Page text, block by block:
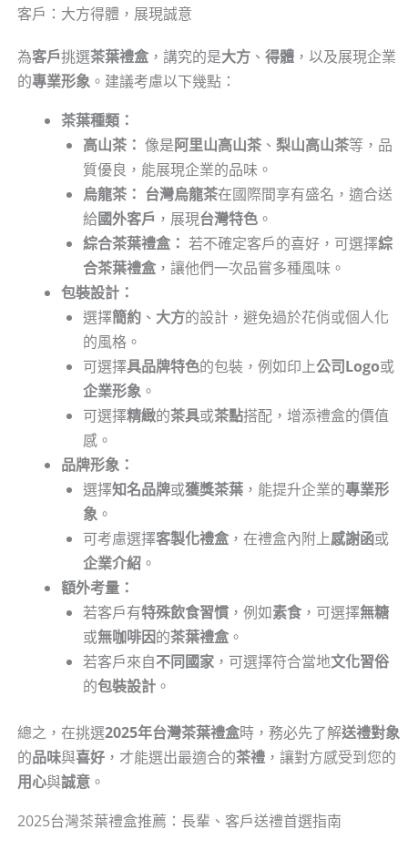
客戶：大方得體，展現誠意
為客戶挑選茶葉禮盒，講究的是大方、 得體，以及展現企業
的專業形象。建議考慮以下幾點：
茶葉種類：
高山茶： 像是阿里山高山茶、 梨山高山茶等，品
質優良，能展現企業的品味。
烏龍茶： 台灣烏龍茶在國際間享有盛名，適合送
給國外客戶 ，展現台灣特色。
綜合茶葉禮盒： 若不確定客戶的喜好，可選擇綜
合茶葉禮盒，讓他們一次品嘗多種風味。
包裝設計：
選擇簡約、 大方的設計，避免過於花俏或個人化
的風格。
可選擇具品牌特色的包裝，例如印上公司Logo或
企業形象。
可選擇精緻的茶具或茶點搭配，增添禮盒的價值
感。
品牌形象：
選擇知名品牌或獲獎茶葉，能提升企業的專業形
象。
可考慮選擇客製化禮盒，在禮盒內附上感謝函或
企業介紹。
額外考量：
若客戶有特殊飲食習慣，例如素食，可選擇無糖
或無咖啡因的茶葉禮盒。
若客戶來自不同國家，可選擇符合當地文化習俗
的包裝設計。
總之，在挑選2025年台灣茶葉禮盒時，務必先了解送禮對象
的品味與喜好，才能選出最適合的茶禮，讓對方感受到您的
用心與誠意。
2025台灣茶葉禮盒推薦：長輩、客戶送禮首選指南